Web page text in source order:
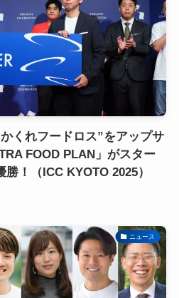
くれフードロス”をアップサ
FOOD PLAN」がスター
！（ICC KYOTO 2025）
ニュース